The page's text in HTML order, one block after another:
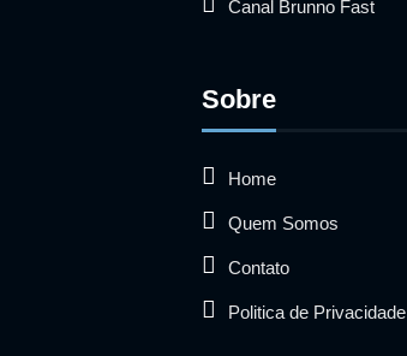
Canal Brunno Fast
Sobre
Home
Quem Somos
Contato
Politica de Privacidade